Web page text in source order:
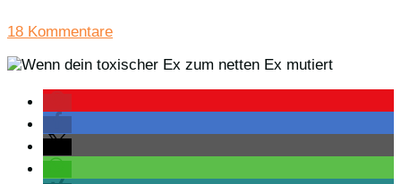
18 Kommentare